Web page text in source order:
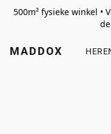
500m² fysieke winkel •
MADDOX